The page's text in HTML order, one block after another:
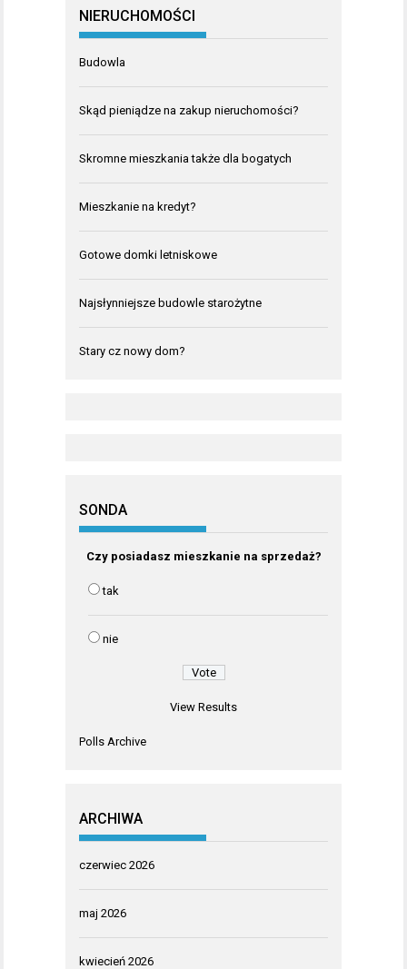
NIERUCHOMOŚCI
Budowla
Skąd pieniądze na zakup nieruchomości?
Skromne mieszkania także dla bogatych
Mieszkanie na kredyt?
Gotowe domki letniskowe
Najsłynniejsze budowle starożytne
Stary cz nowy dom?
SONDA
Czy posiadasz mieszkanie na sprzedaż?
tak
nie
View Results
Polls Archive
ARCHIWA
czerwiec 2026
maj 2026
kwiecień 2026